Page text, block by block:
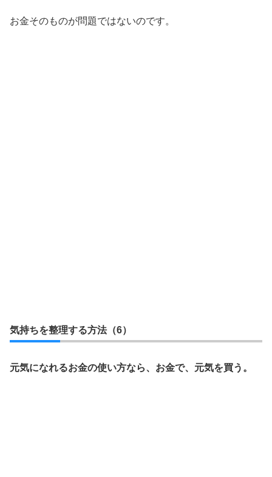
お金そのものが問題ではないのです。
気持ちを整理する方法（6）
元気になれるお金の使い方なら、お金で、元気を買う。